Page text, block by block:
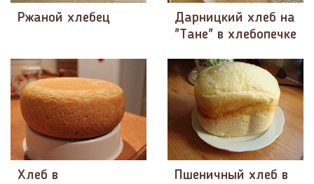
Ржаной хлебец
Дарницкий хлеб на
"Тане" в хлебопечке
Хлеб в
Пшеничный хлеб в